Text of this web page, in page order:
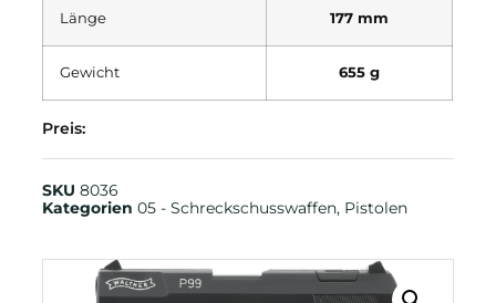
Länge 177 mm
Gewicht 655 g
Preis:
SKU8036
Kategorien05 - Schreckschusswaffen, Pistolen